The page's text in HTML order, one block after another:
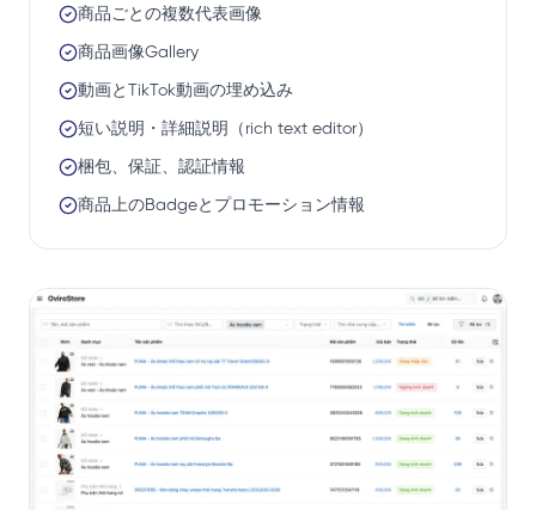
商品ごとの複数代表画像
商品画像Gallery
動画とTikTok動画の埋め込み
短い説明・詳細説明（rich text editor）
梱包、保証、認証情報
商品上のBadgeとプロモーション情報